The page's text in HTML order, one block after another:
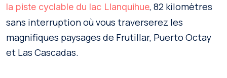
la piste cyclable du lac Llanquihue, 82 kilomètres
sans interruption où vous traverserez les
magnifiques paysages de Frutillar, Puerto Octay
et Las Cascadas.